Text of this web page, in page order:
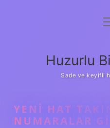
Huzurlu
Sade ve keyifli
YENI HAT
NUMARALAR